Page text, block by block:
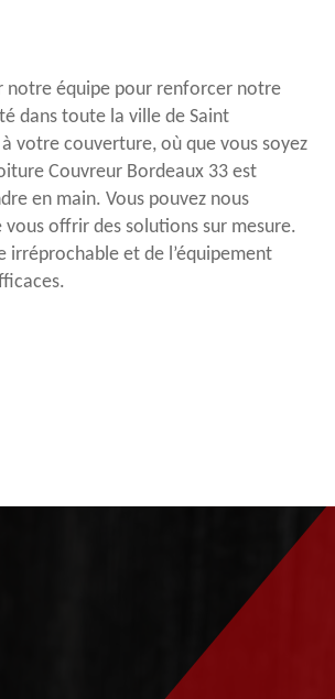
notre équipe pour renforcer notre
dans toute la ville de Saint
votre couverture, où que vous soyez
Couvreur Bordeaux 33 est
en main. Vous pouvez nous
offrir des solutions sur mesure.
irréprochable et de l’équipement